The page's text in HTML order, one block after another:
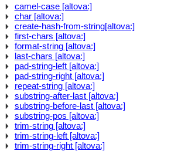
camel-case [altova:]
char [altova:]
create-hash-from-string[altova:]
first-chars [altova:]
format-string [altova:]
last-chars [altova:]
pad-string-left [altova:]
pad-string-right [altova:]
repeat-string [altova:]
substring-after-last [altova:]
substring-before-last [altova:]
substring-pos [altova:]
trim-string [altova:]
trim-string-left [altova:]
trim-string-right [altova:]